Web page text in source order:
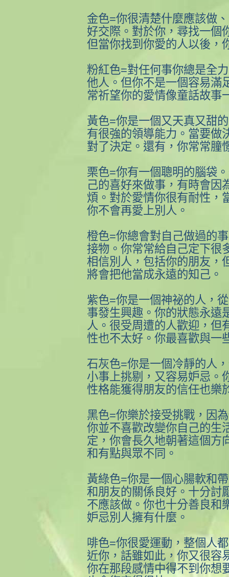
金色=你很清楚什麼應該做
好交際。對於你，尋找一個
但當你找到你愛的人以後，
粉紅色=對任何事你總是全
他人。但你不是一個容易滿
常祈望你的愛情像童話故事
黃色=你是一個又天真又甜
有很強的領導能力。當要做
對了決定。還有，你常常朣
栗色=你有一個聰明的腦袋
己的喜好來做事，有時會因
煩。對於愛情你很有耐性，
你不會再愛上別人。
橙色=你總會對自己做過的
接物。你常常給自己定下很
相信別人，包括你的朋友，
將會把他當成永遠的知己。
紫色=你是一個神祕的人，
事發生興趣。你的狀態永遠
人。很受周遭的人歡迎，但
性也不太好。你最喜歡與一
石灰色=你是一個冷靜的人
小事上挑剔，又容易妒忌。
性格能獲得朋友的信任也樂
黑色=你樂於接受挑戰，因
你並不喜歡改變你自己的生
定，你會長久地朝著這個方
和有點與眾不同。
黃綠色=你是一個心腸軟和
和朋友的關係良好。十分討
不應該做。你也十分善良和
妒忌別人擁有什麼。
啡色=你很愛運動，整個人
近你，話雖如此，你又很容
你在那段感情中得不到你想